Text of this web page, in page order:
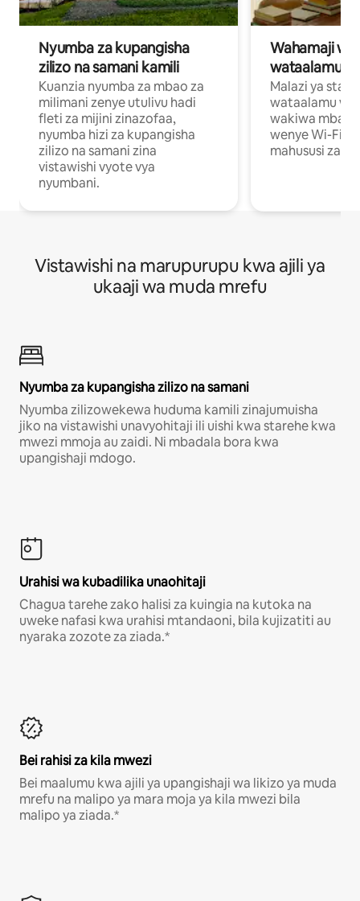
Nyumba za kupangisha
zilizo na samani kamili
Kuanzia nyumba za mbao za
milimani zenye utulivu hadi
fleti za mijini zinazofaa,
nyumba hizi za kupangisha
zilizo na samani zina
vistawishi vyote vya
nyumbani.
Wahamaji
wataalamu
Malazi ya
wataalamu
wakiwa mbali
wenye Wi-Fi
mahususi za
Vistawishi na marupurupu kwa ajili ya
ukaaji wa muda mrefu
Nyumba za kupangisha zilizo na samani
Nyumba zilizowekewa huduma kamili zinajumuisha
jiko na vistawishi unavyohitaji ili uishi kwa starehe kwa
mwezi mmoja au zaidi. Ni mbadala bora kwa
upangishaji mdogo.
Urahisi wa kubadilika unaohitaji
Chagua tarehe zako halisi za kuingia na kutoka na
uweke nafasi kwa urahisi mtandaoni, bila kujizatiti au
nyaraka zozote za ziada.*
Bei rahisi za kila mwezi
Bei maalumu kwa ajili ya upangishaji wa likizo ya muda
mrefu na malipo ya mara moja ya kila mwezi bila
malipo ya ziada.*